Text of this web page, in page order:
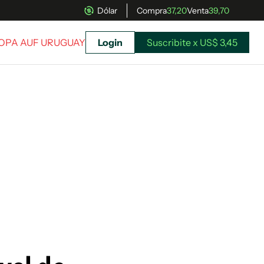
Dólar Compra37,20Venta39,70
AUF URUGUAY Login Suscribite x US$ 3,45